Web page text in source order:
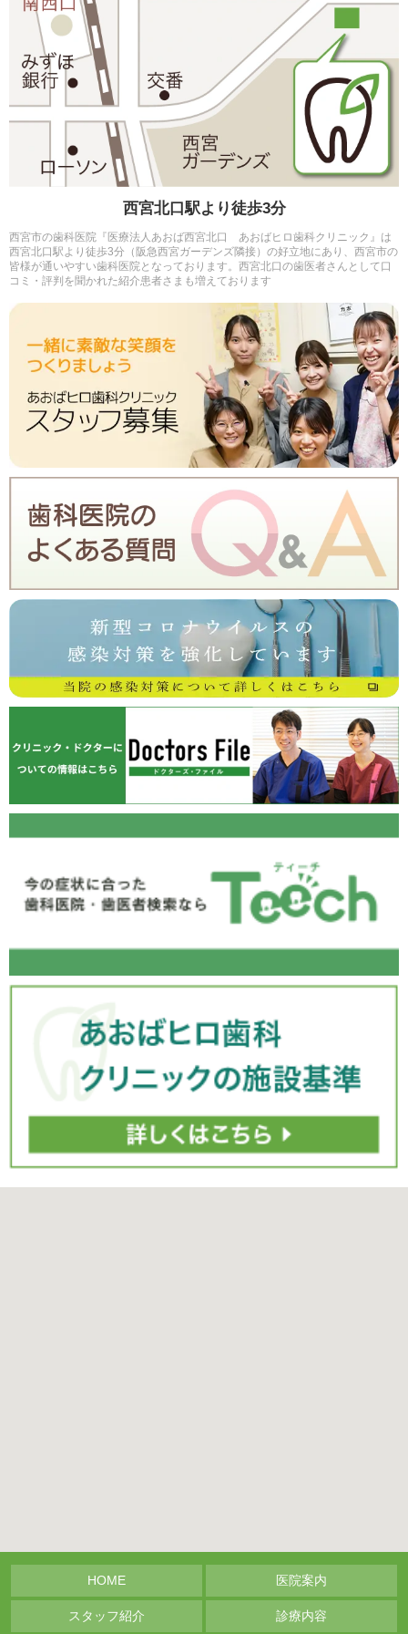
西宮北口駅より徒歩3分
西宮市の歯科医院『医療法人あおば西宮北口 あおばヒロ歯科クリニック』は
西宮北口駅より徒歩3分（阪急西宮ガーデンズ隣接）の好立地にあり、西宮市の
皆様が通いやすい歯科医院となっております。西宮北口の歯医者さんとして口
コミ・評判を聞かれた紹介患者さまも増えております
HOME 医院案内
スタッフ紹介 診療内容